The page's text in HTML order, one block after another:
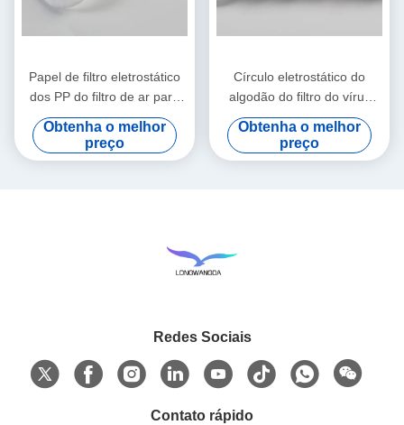
Papel de filtro eletrostático
dos PP do filtro de ar para
HME/HMEF
Obtenha o melhor
preço
Círculo eletrostático do
algodão do filtro do vírus
bacteriano de HME HMEF
Obtenha o melhor
preço
Redes Sociais
Contato rápido